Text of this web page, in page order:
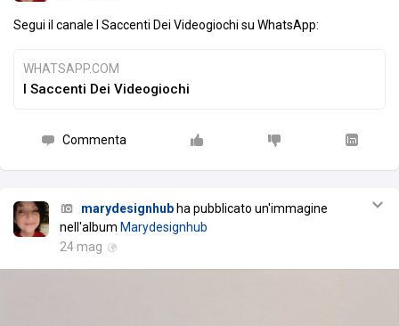
Segui il canale I Saccenti Dei Videogiochi su WhatsApp:
WHATSAPP.COM
I Saccenti Dei Videogiochi
Commenta
marydesignhubha pubblicato un'immagine
nell'album Marydesignhub
24 mag